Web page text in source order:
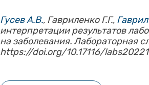
Гусев А.В., Гавриленко Г.Г.,
интерпретации результатов
на заболевания. Лабораторная
https://doi.org/10.17116/